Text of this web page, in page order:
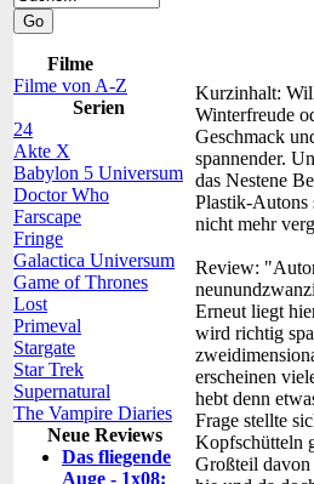
Filme
Filme von A-Z
Serien
24
Akte X
Babylon 5 Universum
Doctor Who
Farscape
Fringe
Galactica Universum
Game of Thrones
Lost
Primeval
Stargate
Star Trek
Supernatural
The Vampire Diaries
Neue Reviews
Das fliegende
Auge - 1x08:
Kurzinhalt:
Winterfreude
Geschmack
spannender.
das Nestene
Plastik-Autons
nicht mehr
Review:
Erneut liegt
wird richtig
erscheinen
hebt denn
Frage stellte
Kopfschütteln
Großteil davon